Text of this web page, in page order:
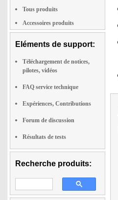
Tous produits
Accessoires produits
Eléments de support:
Téléchargement de notices,
pilotes, vidéos
FAQ service technique
Expériences, Contributions
Forum de discussion
Résultats de tests
Recherche produits: